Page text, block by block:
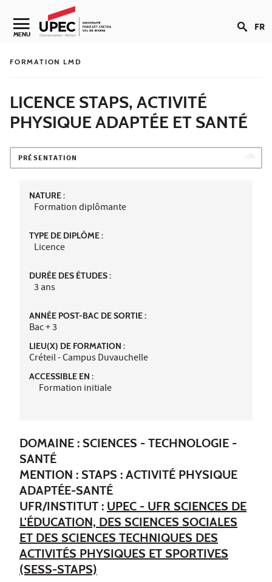
Aller au contenu
Navigation secondaire
MENU FR
FORMATION LMD
LICENCE STAPS, ACTIVITÉ
PHYSIQUE ADAPTÉE ET SANTÉ
PRÉSENTATION
NATURE :
Formation diplômante
TYPE DE DIPLÔME :
Licence
DURÉE DES ÉTUDES :
3 ans
ANNÉE POST-BAC DE SORTIE :
Bac + 3
LIEU(X) DE FORMATION :
Créteil - Campus Duvauchelle
ACCESSIBLE EN :
Formation initiale
DOMAINE : SCIENCES - TECHNOLOGIE -
SANTÉ
MENTION : STAPS : ACTIVITÉ PHYSIQUE
ADAPTÉE-SANTÉ
UFR/INSTITUT : UPEC - UFR SCIENCES DE
L'ÉDUCATION, DES SCIENCES SOCIALES
ET DES SCIENCES TECHNIQUES DES
ACTIVITÉS PHYSIQUES ET SPORTIVES
(SESS-STAPS)